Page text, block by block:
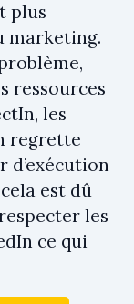
plus
marketing.
ressources
les
regrette
d’exécution
est dû
les
ce qui